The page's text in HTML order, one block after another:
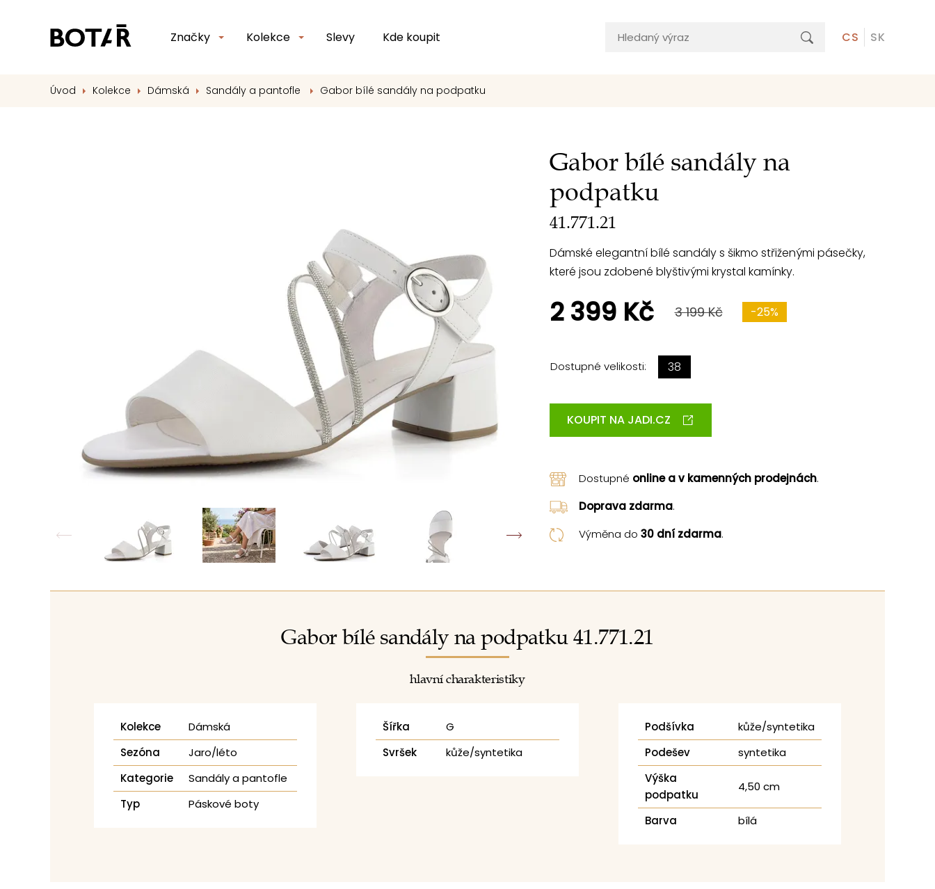
CS SK
Značky Kolekce Slevy Kde koupit
Úvod Kolekce Dámská Sandály a pantofle Gabor bílé sandály na podpatku
Gabor bílé sandály na
podpatku
41.771.21
Dámské elegantní bílé sandály s šikmo střiženými pásečky,
které jsou zdobené blyštivými krystal kamínky.
2 399 Kč 3 199 Kč -25%
Dostupné velikosti: 38
KOUPIT NA JADI.CZ
Dostupné online a v kamenných prodejnách.
Doprava zdarma.
Výměna do 30 dní zdarma.
Gabor bílé sandály na podpatku 41.771.21
hlavní charakteristiky
Kolekce
Dámská
Sezóna
Jaro/léto
Kategorie
Sandály a pantofle
Typ
Páskové boty
Šířka
G
Svršek
kůže/syntetika
Podšívka
kůže/syntetika
Podešev
syntetika
Výška
podpatku
4,50 cm
Barva bílá